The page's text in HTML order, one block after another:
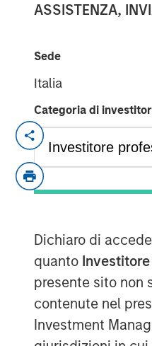
ASSISTENZA,
Sede
Italia
Categoria di
Dichiaro di
quanto
presente sito non
contenute nel
Investment
NEW YORK
it has
“Fund”),
on Morgan
history of
broad